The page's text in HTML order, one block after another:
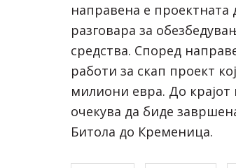
направена е проектната
разговара за
средства. Според
работи за скап проект
милиони евра. До крајот
очекува да биде
Битола до Кременица.